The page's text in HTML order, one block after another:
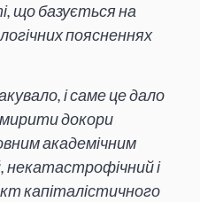
що базується на
поясненнях
і саме це дало
докори
академічним
некатастрофічний і
капіталістичного